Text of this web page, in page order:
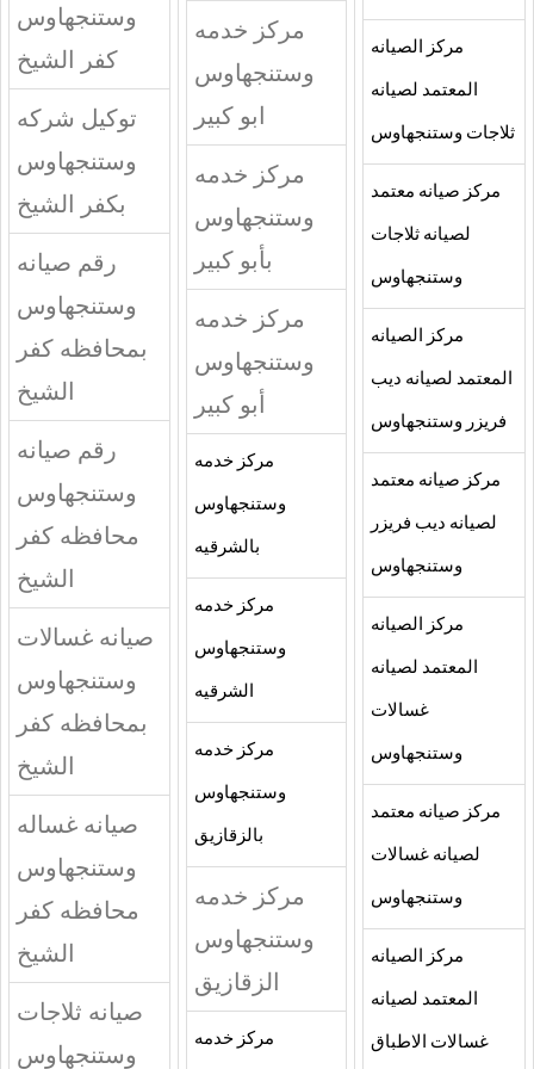
مركز الصيانه
المعتمد لصيانه
ثلاجات وستنجهاوس
مركز صيانه معتمد
لصيانه ثلاجات
وستنجهاوس
مركز الصيانه
المعتمد لصيانه ديب
فريزر وستنجهاوس
مركز صيانه معتمد
لصيانه ديب فريزر
وستنجهاوس
مركز الصيانه
المعتمد لصيانه
غسالات
وستنجهاوس
مركز صيانه معتمد
لصيانه غسالات
وستنجهاوس
مركز الصيانه
المعتمد لصيانه
غسالات الاطباق
مركز خدمه
وستنجهاوس
ابو كبير
مركز خدمه
وستنجهاوس
بأبو كبير
مركز خدمه
وستنجهاوس
أبو كبير
مركز خدمه
وستنجهاوس
بالشرقيه
مركز خدمه
وستنجهاوس
الشرقيه
مركز خدمه
وستنجهاوس
بالزقازيق
مركز خدمه
وستنجهاوس
الزقازيق
مركز خدمه
وستنجهاوس
كفر الشيخ
توكيل شركه
وستنجهاوس
بكفر الشيخ
رقم صيانه
وستنجهاوس
بمحافظه كفر
الشيخ
رقم صيانه
وستنجهاوس
محافظه كفر
الشيخ
صيانه غسالات
وستنجهاوس
بمحافظه كفر
الشيخ
صيانه غساله
وستنجهاوس
محافظه كفر
الشيخ
صيانه ثلاجات
وستنجهاوس